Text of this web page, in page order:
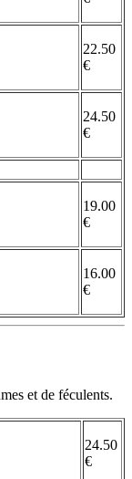
22.50
€
24.50
€
19.00
€
16.00
€
et de féculents.
24.50
€